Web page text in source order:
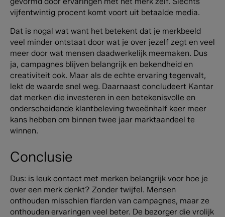
vijfentwintig procent komt voort uit betaalde media.
Dat is nogal wat want het betekent dat je merkbeeld
veel minder ontstaat door wat je over jezelf zegt en veel
meer door wat mensen daadwerkelijk meemaken. Dus
ja, campagnes blijven belangrijk en bekendheid en
creativiteit ook. Maar als de echte ervaring tegenvalt,
lekt de waarde snel weg. Daarnaast concludeert Kantar
dat merken die investeren in een betekenisvolle en
onderscheidende klantbeleving tweeënhalf keer meer
kans hebben om binnen twee jaar marktaandeel te
winnen.
Conclusie
Dus: is leuk contact met merken belangrijk voor hoe je
over een merk denkt? Zonder twijfel. Mensen
onthouden misschien flarden van campagnes, maar ze
onthouden ervaringen veel beter. De bezorger die vrolijk